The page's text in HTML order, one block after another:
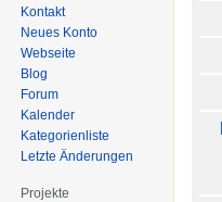
Kontakt
Neues Konto
Webseite
Blog
Forum
Kalender
Kategorienliste
Letzte Änderungen
Projekte